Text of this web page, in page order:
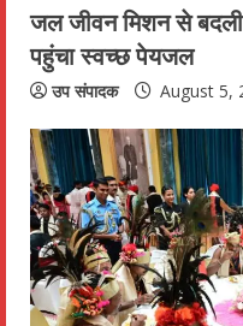
जल जीवन मिशन से
पहुंचा स्वच्छ पेयजल
उप संपादक August 5,